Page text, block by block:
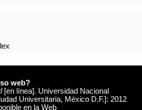
web?
[en línea]. Universidad Nacional
Universitaria, México D.F.]: 2012
en la Web